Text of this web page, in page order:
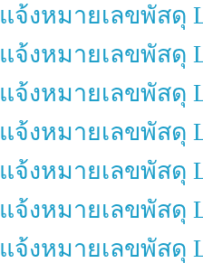
แจ้งหมายเลขพัสดุ
แจ้งหมายเลขพัสดุ
แจ้งหมายเลขพัสดุ
แจ้งหมายเลขพัสดุ
แจ้งหมายเลขพัสดุ
แจ้งหมายเลขพัสดุ
แจ้งหมายเลขพัสดุ